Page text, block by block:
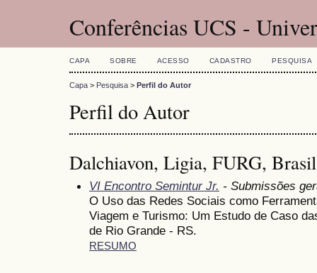
Conferências UCS -
CAPA SOBRE ACESSO CADASTRO PESQUISA
Capa > Pesquisa > Perfil do Autor
Perfil do Autor
Dalchiavon, Ligia, FURG, Brasil
VI Encontro Semintur Jr. - Submissões
O Uso das Redes Sociais como
Viagem e Turismo: Um Estudo de Caso
de Rio Grande - RS.
RESUMO